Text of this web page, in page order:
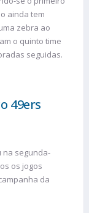
ainda tem
zebra ao
o quinto time
seguidas.
49ers
na segunda-
os jogos
da